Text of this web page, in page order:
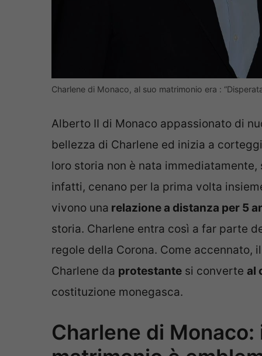
Charlene di Monaco, al suo matrimonio era :
Alberto II di Monaco appassionato di
bellezza di Charlene ed inizia a
loro storia non è nata
infatti, cenano per la prima volta
vivono una relazione a distanza per 5
storia. Charlene entra così a far parte
regole della Corona. Come accennato,
Charlene da protestante si converte al
costituzione monegasca.
Charlene di